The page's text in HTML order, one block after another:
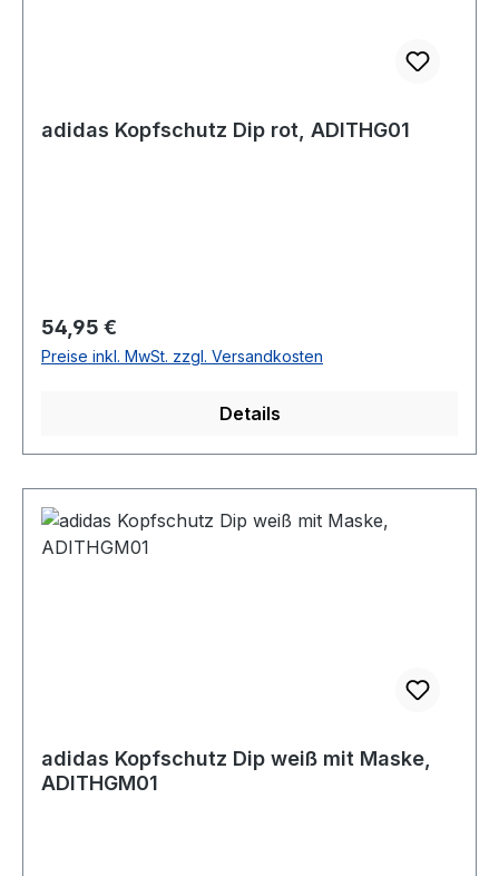
adidas Kopfschutz Dip rot, ADITHG01
Regulärer Preis:
54,95 €
Preise inkl. MwSt. zzgl. Versandkosten
Details
adidas Kopfschutz Dip weiß mit Maske,
ADITHGM01